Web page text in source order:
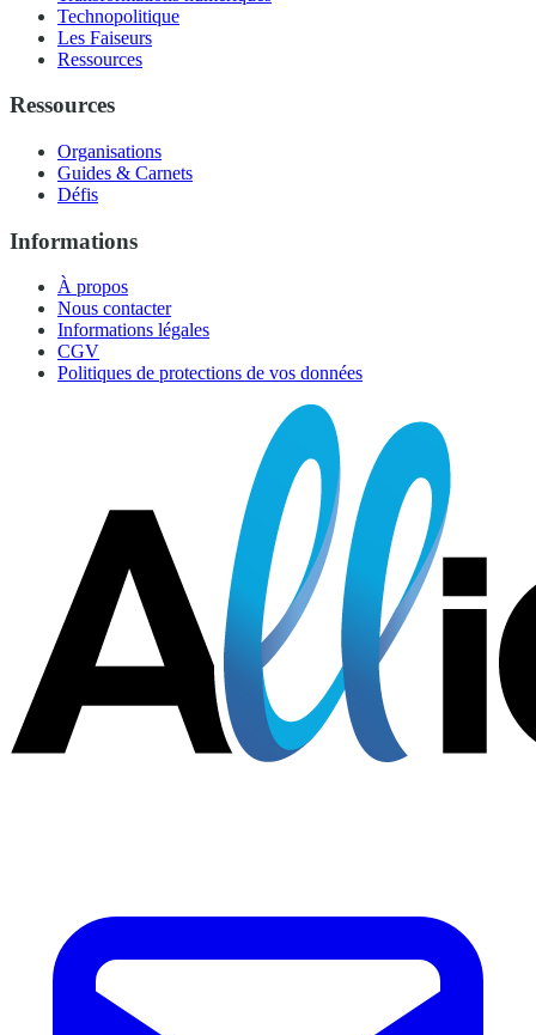
Technopolitique
Les Faiseurs
Ressources
Ressources
Organisations
Guides & Carnets
Défis
Informations
À propos
Nous contacter
Informations légales
CGV
Politiques de protections de vos données